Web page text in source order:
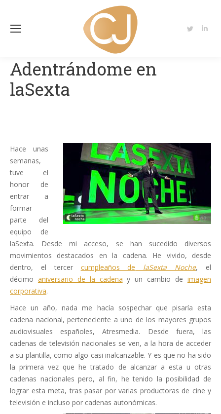
Twitter
Adentrándome en
laSexta
Hace unas
semanas,
tuve el
honor de
entrar a
formar
parte del
equipo de
laSexta. Desde mi acceso, se han sucedido diversos
movimientos destacados en la cadena. He vivido, desde
dentro, el tercer cumpleaños de laSexta Noche, el
décimo aniversario de la cadena y un cambio deimagen
corporativa.
Hace un año, nada me hacía sospechar que pisaría esta
cadena nacional, perteneciente a uno de los mayores grupos
audiovisuales españoles, Atresmedia. Desde fuera, las
cadenas de televisión nacionales se ven, a la hora de acceder
a su plantilla, como algo casi inalcanzable. Y es que no ha sido
la primera vez que he tratado de alcanzar a esta u otras
cadenas nacionales pero, al fin, he tenido la posibilidad de
lograr esta meta, tras pasar por varias productoras de cine y
televisión e incluso por cadenas autonómicas.